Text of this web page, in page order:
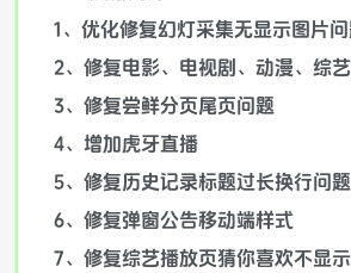
1、优化修复幻灯采集无显示图片
2、修复电影、电视剧、动漫、综
3、修复尝鲜分页尾页问题
4、增加虎牙直播
5、修复历史记录标题过长换行问题
6、修复弹窗公告移动端样式
7、修复综艺播放页猜你喜欢不显